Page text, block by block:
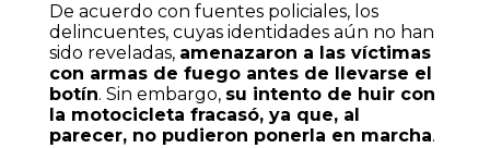
De acuerdo con fuentes policiales, los
delincuentes, cuyas identidades aún no han
sido reveladas, amenazaron a las víctimas
con armas de fuego antes de llevarse el
botín. Sin embargo, su intento de huir con
la motocicleta fracasó, ya que, al
parecer, no pudieron ponerla en marcha.